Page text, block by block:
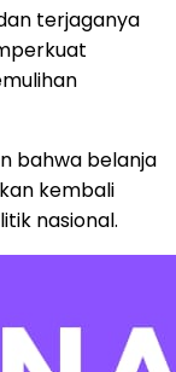
terjaganya
bahwa belanja
kembali
nasional.